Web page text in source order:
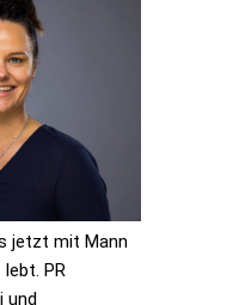
jetzt mit Mann
PR
und